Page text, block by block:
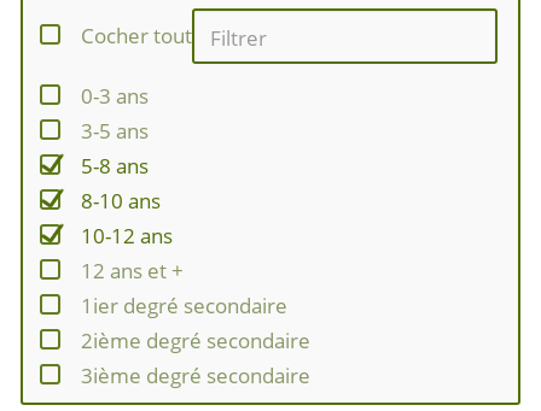
Cocher tout
0-3 ans
3-5 ans
5-8 ans
8-10 ans
10-12 ans
12 ans et +
1ier degré secondaire
2ième degré secondaire
3ième degré secondaire